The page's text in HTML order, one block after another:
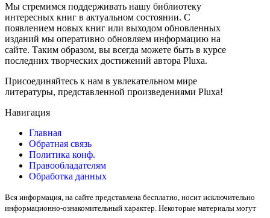
Мы стремимся поддерживать нашу библиотеку
интересных книг в актуальном состоянии. С
появлением новых книг или выходом обновленных
изданий мы оперативно обновляем информацию на
сайте. Таким образом, вы всегда можете быть в курсе
последних творческих достижений автора Pluxa.
Присоединяйтесь к нам в увлекательном мире
литературы, представленной произведениями Pluxa!
Навигация
Главная
Обратная связь
Политика конф.
Правообладателям
Обработка данных
Вся информация, на сайте представлена бесплатно, носит исключительно
информационно-ознакомительный характер. Некоторые материалы могут